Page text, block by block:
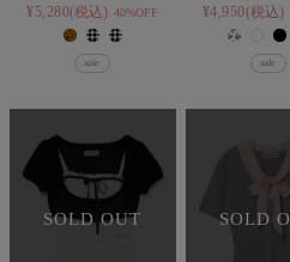
¥5,280 税込 40%OFF
sale
¥4,950 税込
sale
SOLD OUT SOLD